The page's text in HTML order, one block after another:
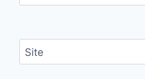
Site